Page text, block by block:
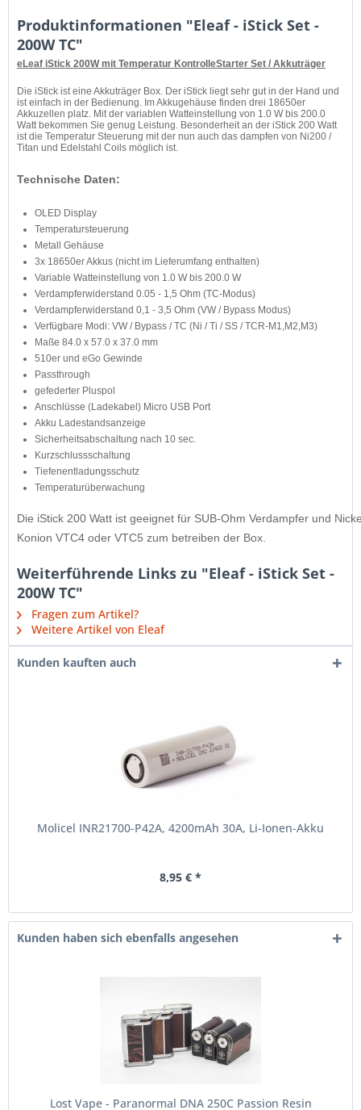
Produktinformationen "Eleaf - iStick Set -
200W TC"
eLeaf iStick 200W mit Temperatur KontrolleStarter Set / Akkuträger
Die iStick ist eine Akkuträger Box. Der iStick liegt sehr gut in der Hand und
ist einfach in der Bedienung. Im Akkugehäuse finden drei 18650er
Akkuzellen platz. Mit der variablen Watteinstellung von 1.0 W bis 200.0
Watt bekommen Sie genug Leistung. Besonderheit an der iStick 200 Watt
ist die Temperatur Steuerung mit der nun auch das dampfen von Ni200 /
Titan und Edelstahl Coils möglich ist.
Technische Daten:
OLED Display
Temperatursteuerung
Metall Gehäuse
3x 18650er Akkus (nicht im Lieferumfang enthalten)
Variable Watteinstellung von 1.0 W bis 200.0 W
Verdampferwiderstand 0.05 - 1,5 Ohm (TC-Modus)
Verdampferwiderstand 0,1 - 3,5 Ohm (VW / Bypass Modus)
Verfügbare Modi: VW / Bypass / TC (Ni / Ti / SS / TCR-M1,M2,M3)
Maße 84.0 x 57.0 x 37.0 mm
510er und eGo Gewinde
Passthrough
gefederter Pluspol
Anschlüsse (Ladekabel) Micro USB Port
Akku Ladestandsanzeige
Sicherheitsabschaltung nach 10 sec.
Kurzschlussschaltung
Tiefenentladungsschutz
Temperaturüberwachung
Die iStick 200 Watt ist geeignet für SUB-Ohm Verdampfer und
Konion VTC4 oder VTC5 zum betreiben der Box.
Weiterführende Links zu "Eleaf - iStick Set -
200W TC"
Fragen zum Artikel?
Weitere Artikel von Eleaf
Kunden kauften auch
Molicel INR21700-P42A, 4200mAh 30A, Li-Ionen-Akku
8,95 € *
Kunden haben sich ebenfalls angesehen
Lost Vape - Paranormal DNA 250C Passion Resin